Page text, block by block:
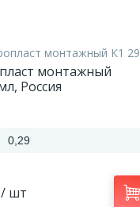
монтажный К1 290 мл
монтажный
Россия
0,29
/ шт